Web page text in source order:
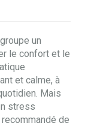
un
le confort et le
et calme, à
Mais
stress
de